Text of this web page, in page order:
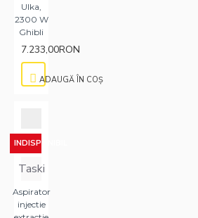
Ulka,
2300 W
Ghibli
7.233,00RON
ADAUGĂ ÎN COŞ
INDISPONIBIL
Taski
Aspirator
injectie